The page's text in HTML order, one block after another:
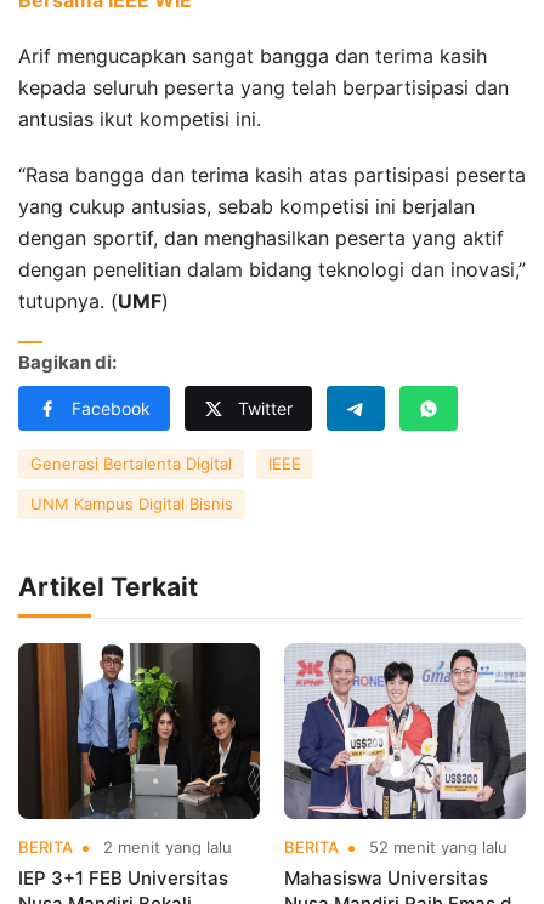
Arif mengucapkan sangat bangga dan terima kasih
kepada seluruh peserta yang telah berpartisipasi dan
antusias ikut kompetisi ini.
“Rasa bangga dan terima kasih atas partisipasi peserta
yang cukup antusias, sebab kompetisi ini berjalan
dengan sportif, dan menghasilkan peserta yang aktif
dengan penelitian dalam bidang teknologi dan inovasi,”
tutupnya. (UMF)
Bagikan di:
Facebook Twitter
Generasi Bertalenta Digital IEEE
UNM Kampus Digital Bisnis
Artikel Terkait
BERITA 2 menit yang lalu
IEP 3+1 FEB Universitas
BERITA 52 menit yang lalu
Mahasiswa Universitas